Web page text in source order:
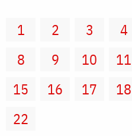
1 2 3 4
8
9 10 11
15
16 17 18
22